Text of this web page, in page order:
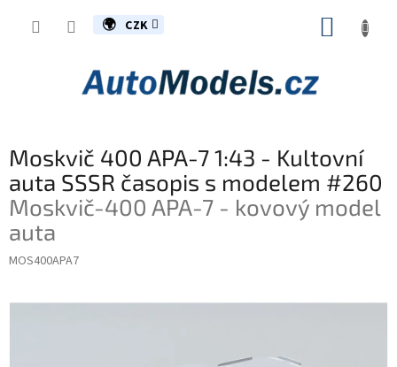
CZK
Moskvič 400 APA-7 1:43 - Kultovní
auta SSSR časopis s modelem #260
Moskvič-400 APA-7 - kovový model
auta
MOS400APA7